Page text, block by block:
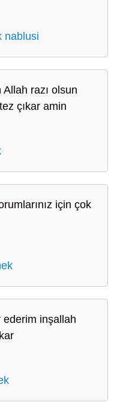
nablusi
razı olsun
çıkar amin
için çok
ederim inşallah